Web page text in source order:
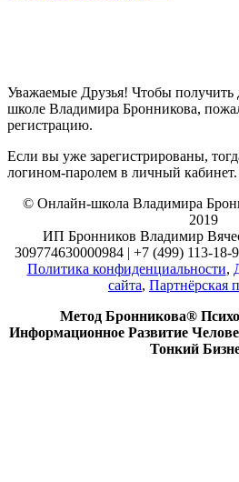
Уважаемые Друзья! Чтобы получить
школе Владимира Бронникова,
регистрацию.
Если вы уже зарегистрированы,
логином-паролем в личный кабинет.
© Онлайн-школа Владимира
2019
ИП Бронников Владимир
309774630000984 | +7 (499) 113-18-
Политика конфиденциальности,
сайта, Партнёрская
Метод Бронникова®
Информационное Развитие
Тонкий